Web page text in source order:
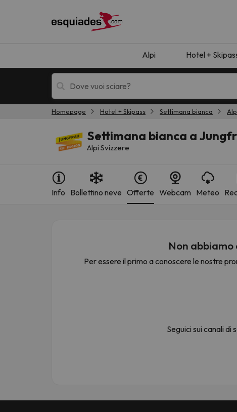
Alpi Hotel +
Hotel + skipass Hotel di montagna
Sembra che il nostro ricercatore abbia perso
Homepage Hotel + Skipass Settimana bianca
Settimana bianca a
Alpi Svizzere
Info Bollettino neve Offerte Webcam Meteo
Non
Per essere il primo a conoscere le nostre
Seguici sui canali